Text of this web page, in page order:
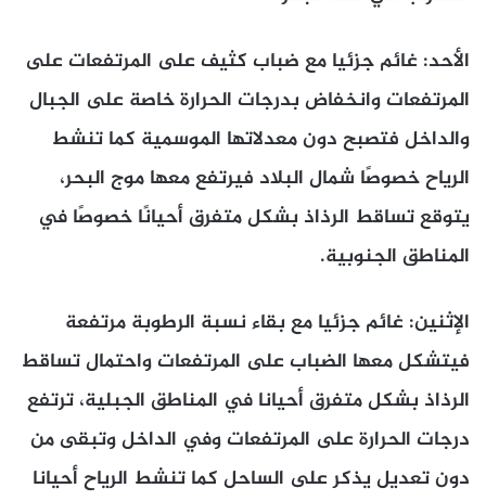
الأحد: غائم جزئيا مع ضباب كثيف على المرتفعات على
المرتفعات وانخفاض بدرجات الحرارة خاصة على الجبال
والداخل فتصبح دون معدلاتها الموسمية كما تنشط
الرياح خصوصًا شمال البلاد فيرتفع معها موج البحر،
يتوقع تساقط الرذاذ بشكل متفرق أحيانًا خصوصًا في
المناطق الجنوبية.
الإثنين: غائم جزئيا مع بقاء نسبة الرطوبة مرتفعة
فيتشكل معها الضباب على المرتفعات واحتمال تساقط
الرذاذ بشكل متفرق أحيانا في المناطق الجبلية، ترتفع
درجات الحرارة على المرتفعات وفي الداخل وتبقى من
دون تعديل يذكر على الساحل كما تنشط الرياح أحيانا